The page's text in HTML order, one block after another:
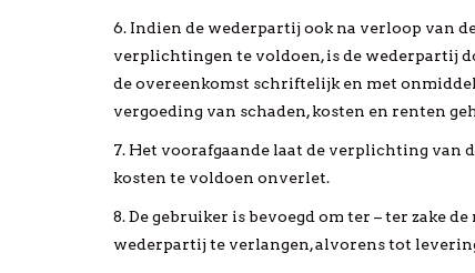
6. Indien de wederpartij ook na verloop van
verplichtingen te voldoen, is de wederpartij
de overeenkomst schriftelijk en met
vergoeding van schaden, kosten en renten
7. Het voorafgaande laat de verplichting van
kosten te voldoen onverlet.
8. De gebruiker is bevoegd om ter – ter
wederpartij te verlangen, alvorens tot